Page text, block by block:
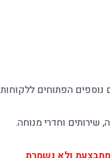
נוספים הפתוחים ללקוחות
שירותים וחדרי מנוחה.